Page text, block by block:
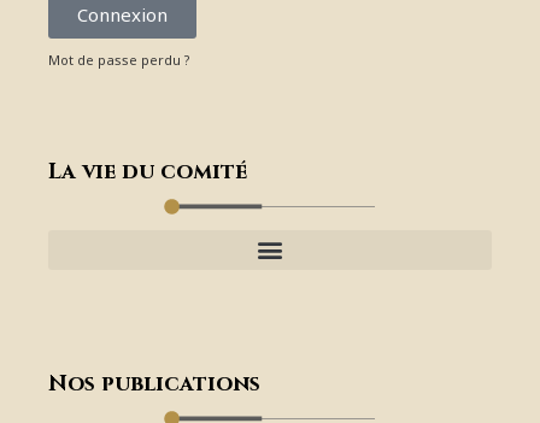
Connexion
Mot de passe perdu ?
La vie du comité
Nos publications